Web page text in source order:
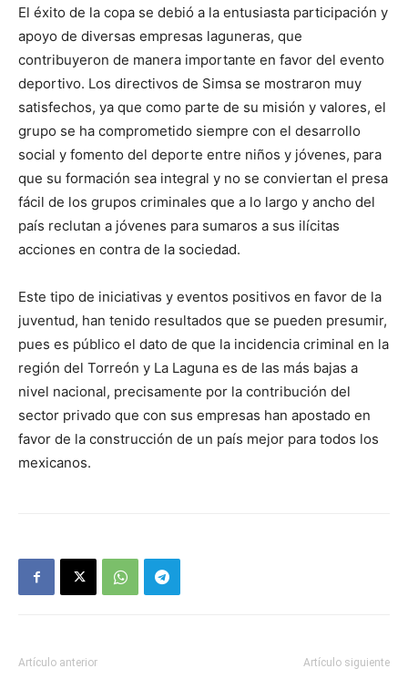
El éxito de la copa se debió a la entusiasta participación y
apoyo de diversas empresas laguneras, que
contribuyeron de manera importante en favor del evento
deportivo. Los directivos de Simsa se mostraron muy
satisfechos, ya que como parte de su misión y valores, el
grupo se ha comprometido siempre con el desarrollo
social y fomento del deporte entre niños y jóvenes, para
que su formación sea integral y no se conviertan el presa
fácil de los grupos criminales que a lo largo y ancho del
país reclutan a jóvenes para sumaros a sus ilícitas
acciones en contra de la sociedad.
Este tipo de iniciativas y eventos positivos en favor de la
juventud, han tenido resultados que se pueden presumir,
pues es público el dato de que la incidencia criminal en la
región del Torreón y La Laguna es de las más bajas a
nivel nacional, precisamente por la contribución del
sector privado que con sus empresas han apostado en
favor de la construcción de un país mejor para todos los
mexicanos.
Artículo anterior Artículo siguiente